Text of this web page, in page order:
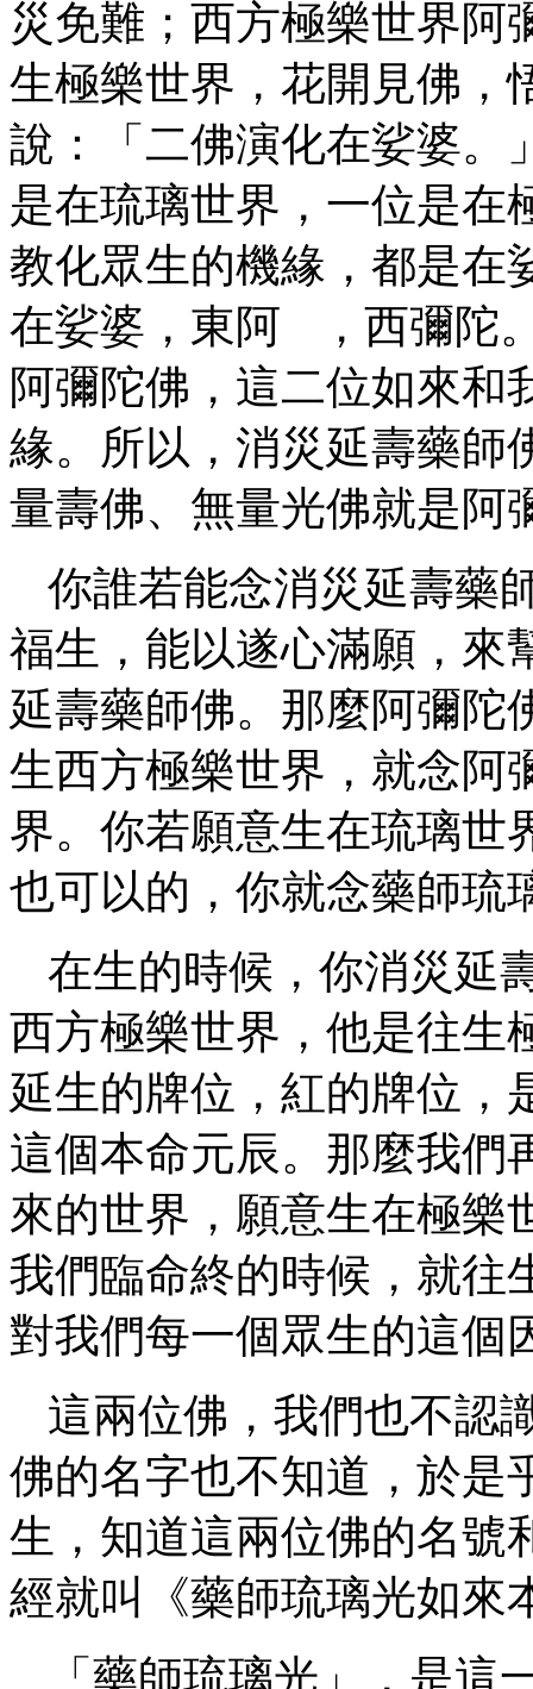
災免難；西方極樂世界阿
生極樂世界，花開見佛，
說：「二佛演化在娑婆。
是在琉璃世界，一位是在
教化眾生的機緣，都是在
在娑婆，東阿
，西彌陀
阿彌陀佛，這二位如來和
緣。所以，消災延壽藥師
量壽佛、無量光佛就是阿
你誰若能念消災延壽藥
福生，能以遂心滿願，來
延壽藥師佛。那麼阿彌陀
生西方極樂世界，就念阿
界。你若願意生在琉璃
也可以的，你就念藥師琉
在生的時候，你消災延
西方極樂世界，他是往生
延生的牌位，紅的牌位，
這個本命元辰。那麼我們
來的世界，願意生在極樂
我們臨命終的時候，就往
對我們每一個眾生的這個
這兩位佛，我們也不認
佛的名字也不知道，於是
生，知道這兩位佛的名號
經就叫《藥師琉璃光如來
「藥師琉璃光」，是